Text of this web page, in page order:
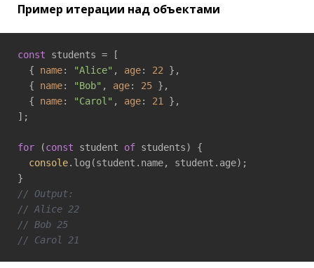
Пример итерации над объектами
const students = [
  {
name: "Alice" , age: 22 },
  {
name: "Bob" , age: 25 },
  {
name: "Carol" , age: 21
},
];
for (const student of students) {
console.log(student.name, student.age);
// Output:
// Alice 22
// Bob 25
// Carol 21